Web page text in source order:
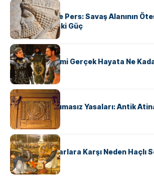
KÜLTÜR
Antik Yunan ve Pers: Savaş Alanının
Şekillendiren İki Güç
KÜLTÜR
‘Gladiator’ Filmi Gerçek Hayata Ne
KÜLTÜR
Draco’nun Acımasız Yasaları: Antik
Hukuk Kodu
KÜLTÜR
Avrupalı ​​Katharlara Karşı Neden Haçlı